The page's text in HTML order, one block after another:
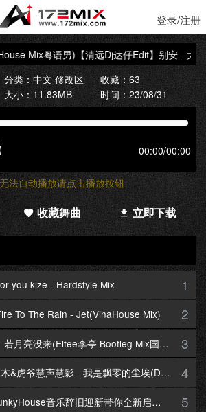
登录/注册
Mix粤语男)【清远Dj达仔Edit】别安 - 大地
分类：中文 修改区
收藏：63
大小：11.83MB 时间：23/08/31
00:00/00:00
法自动播放请点击播放按钮
收藏舞曲 立即下载
you kize - Hardstyle Mix 1
To The Rain - Jet(VinaHouse Mix) 2
王宇宙Leto&乔浚丞 - 若月亮没来(Eltee李亭 Bootleg Mix国语合唱) 3
【172Mix独家】东木木&虎爷慧声慧影 - 我是飘零的尘埃(Dj十三 Melbourne Mix国语男) 4
廉江Dj锋少-国粤语FunkyHouse音乐辞旧迎新带你全新启航跨年专辑172Mix串烧 5